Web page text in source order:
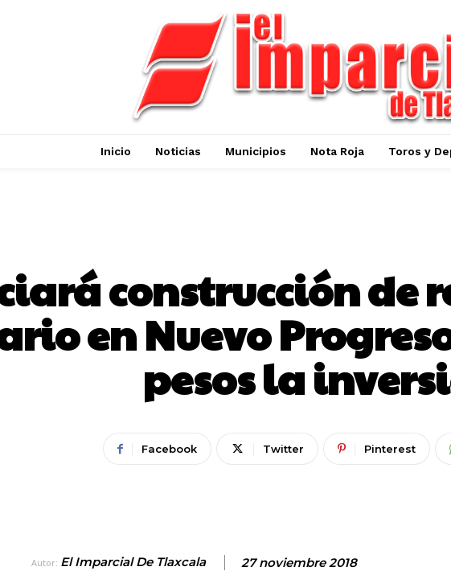
Inicio Noticias Municipios Nota Roja Toros y
construcción de
en Nuevo
pesos la
Facebook Twitter Pinterest
Autor: El Imparcial De Tlaxcala 27 noviembre 2018